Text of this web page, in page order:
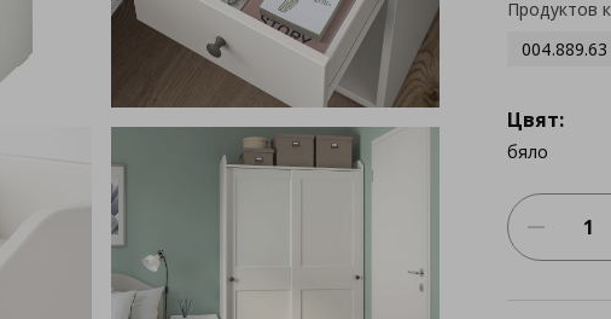
Продуктов
004.889.63
Цвят:
бяло